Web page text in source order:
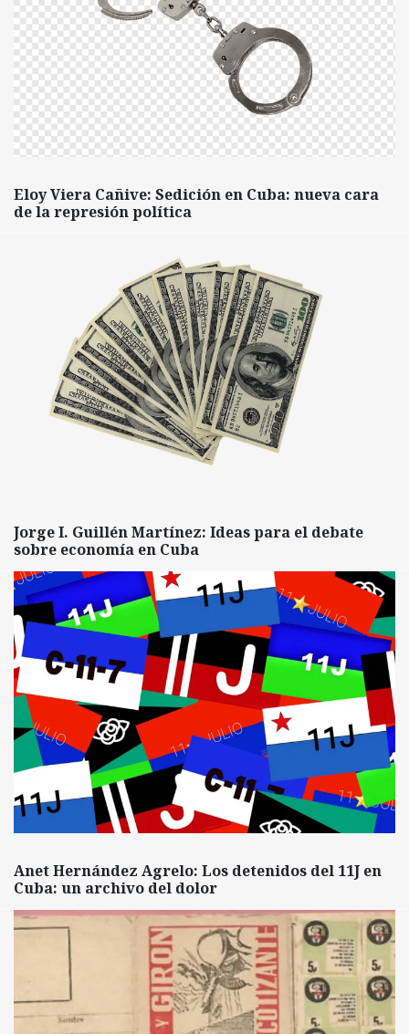
Eloy Viera Cañive: Sedición en Cuba: nueva cara
de la represión política
Jorge I. Guillén Martínez: Ideas para el debate
sobre economía en Cuba
Anet Hernández Agrelo: Los detenidos del 11J en
Cuba: un archivo del dolor